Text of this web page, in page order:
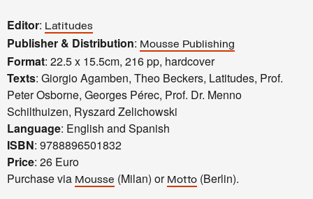
Editor: Latitudes
Publisher & Distribution: Mousse Publishing
Format: 22.5 x 15.5cm, 216 pp, hardcover
Texts: Giorgio Agamben, Theo Beckers, Latitudes, Prof.
Peter Osborne, Georges Pérec, Prof. Dr. Menno
Schilthuizen, Ryszard Zelichowski
Language: English and Spanish
ISBN: 9788896501832
Price: 26 Euro
Purchase via Mousse (Milan) or Motto (Berlin).